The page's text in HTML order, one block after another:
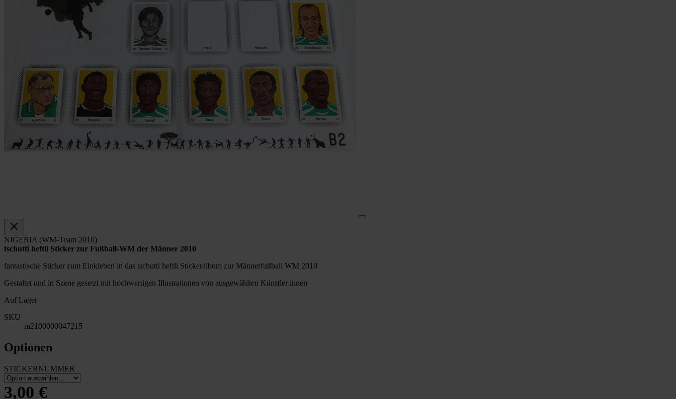
NIGERIA (WM-Team 2010)
tschutti heftli Sticker zur Fußball-WM der Männer 2010
fantastische Sticker zum Einkleben in das tschutti heftli Stickeralbum zur Männerfußball WM 2010
Gestaltet und in Szene gesetzt mit hochwertigen Illustrationen von ausgewählten Künstler:innen
Auf Lager
SKU
m2100000047215
Optionen
STICKERNUMMER
3,00 €